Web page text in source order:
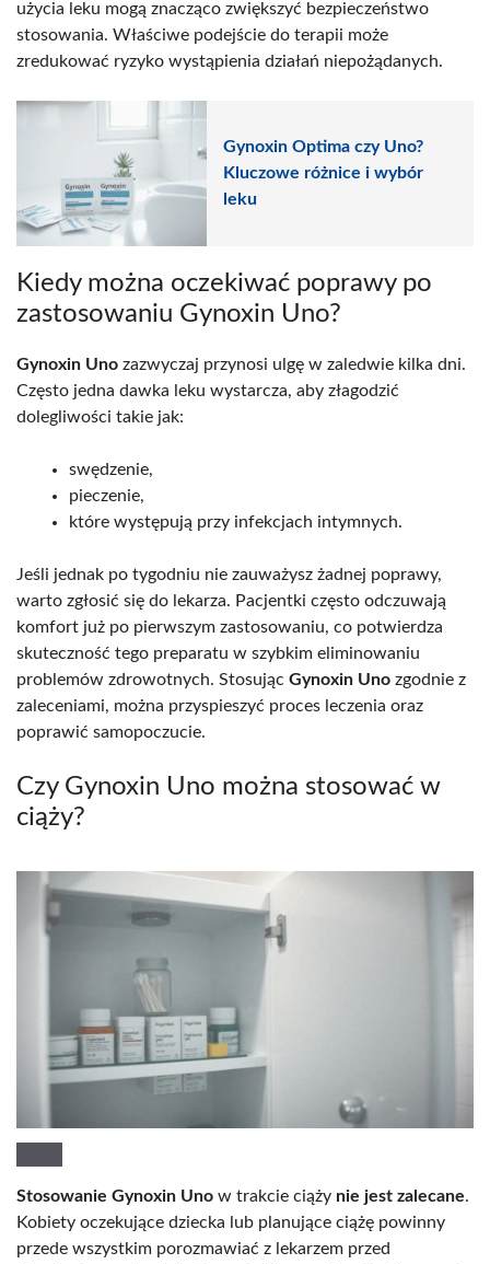
użycia leku mogą znacząco zwiększyć bezpieczeństwo
stosowania. Właściwe podejście do terapii może
zredukować ryzyko wystąpienia działań niepożądanych.
Gynoxin Optima czy Uno?
Kluczowe różnice i wybór
leku
Kiedy można oczekiwać poprawy po
zastosowaniu Gynoxin Uno?
Gynoxin Uno zazwyczaj przynosi ulgę w zaledwie kilka dni.
Często jedna dawka leku wystarcza, aby złagodzić
dolegliwości takie jak:
swędzenie,
pieczenie,
które występują przy infekcjach intymnych.
Jeśli jednak po tygodniu nie zauważysz żadnej poprawy,
warto zgłosić się do lekarza. Pacjentki często odczuwają
komfort już po pierwszym zastosowaniu, co potwierdza
skuteczność tego preparatu w szybkim eliminowaniu
problemów zdrowotnych. Stosując Gynoxin Uno zgodnie z
zaleceniami, można przyspieszyć proces leczenia oraz
poprawić samopoczucie.
Czy Gynoxin Uno można stosować w
ciąży?
Stosowanie Gynoxin Uno w trakcie ciąży nie jest zalecane.
Kobiety oczekujące dziecka lub planujące ciążę powinny
przede wszystkim porozmawiać z lekarzem przed